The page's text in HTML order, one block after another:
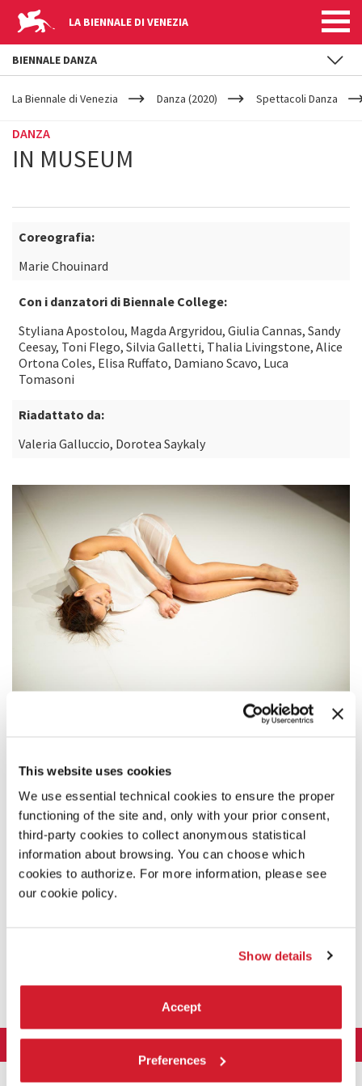
This website uses cookies
We use essential technical cookies to ensure the proper
functioning of the site and, only with your prior consent,
third-party cookies to collect anonymous statistical
information about browsing. You can choose which
cookies to authorize. For more information, please see
our cookie policy.
Show details
Accept
Preferences
LA BIENNALE DI VENEZIA
YOUR
ARE
La Biennale di Venezia Danza (2020) Spettacoli Danza
DANZA
IN MUSEUM
Coreografia:
Marie Chouinard
Con i danzatori di Biennale College:
Styliana Apostolou, Magda Argyridou, Giulia Cannas, Sandy
Ceesay, Toni Flego, Silvia Galletti, Thalia Livingstone, Alice
Ortona Coles, Elisa Ruffato, Damiano Scavo, Luca
Tomasoni
Riadattato da:
Valeria Galluccio, Dorotea Saykaly
Gli11 danzatori e danzatrici
quest'anno: Styliana Apostolou, Magda Argyridou, Giulia
Cannas, Sandy Ceesay, Toni Flego, Silvia Galletti, Thalia
Livingstone, Alice Ortona Coles, Elisa Ruffato, Damiano
Scavo, Luca Tomasoni.
Al termine del percorso intensivo di formazione (dal 20
luglio al 25 ottobre 2020) gli 11 danzatori presentano
Museumdal repertorio di Marie Chouinard.
BIENNALE DANZA
LA BIENNALE DI VENEZIA